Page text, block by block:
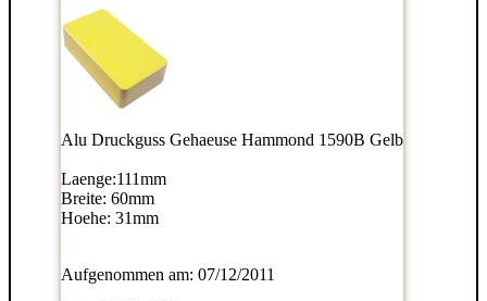
Alu Druckguss Gehaeuse Hammond 1590B Gelb
Laenge:111mm
Breite: 60mm
Hoehe: 31mm
Aufgenommen am: 07/12/2011